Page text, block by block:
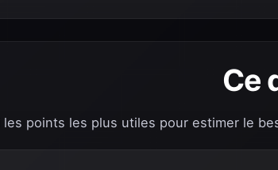
Ce
points les plus utiles pour estimer le